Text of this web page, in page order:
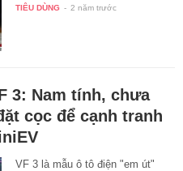
TIÊU DÙNG - 2 năm trước
3: Nam tính, chưa
cọc để cạnh tranh
VF 3 là mẫu ô tô điện "em út"